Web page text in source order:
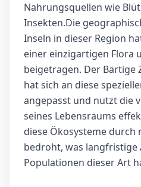
Nahrungsquellen wie
Insekten.Die
Inseln in dieser Region
einer einzigartigen Flora
beigetragen. Der Bärtige
hat sich an diese
angepasst und nutzt die
seines Lebensraums
diese Ökosysteme durch
bedroht, was
Populationen dieser Art